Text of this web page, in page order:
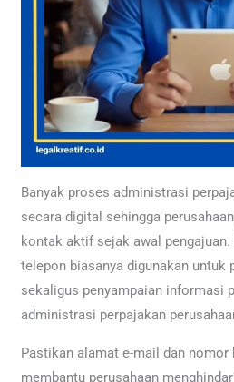
Banyak proses administrasi
secara digital sehingga
kontak aktif sejak awal
telepon biasanya digunakan untuk
sekaligus penyampaian informasi
administrasi perpajakan
Pastikan alamat e-mail dan nomor
membantu perusahaan